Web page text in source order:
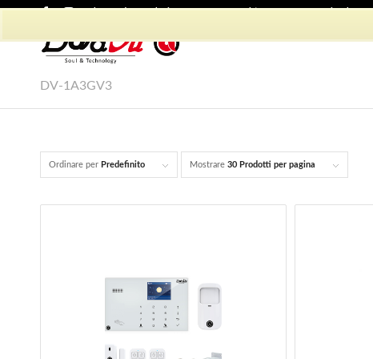
DV-1A3GV3
Ordinare per Predefinito Mostrare 30 Prodotti per pagina